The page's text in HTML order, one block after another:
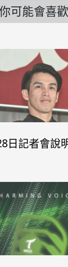
可能會喜歡
日記者會說